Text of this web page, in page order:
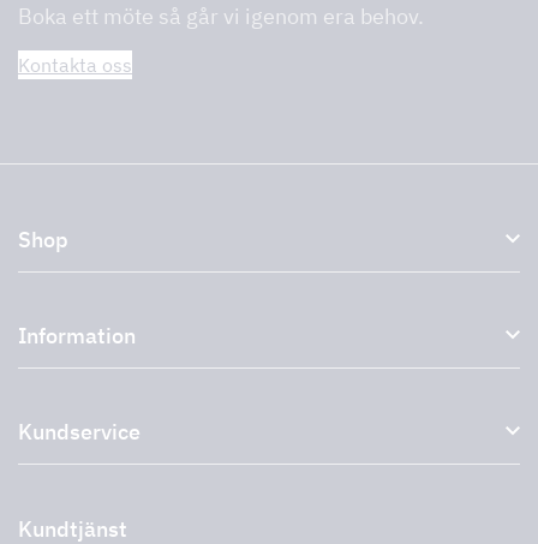
Boka ett möte så går vi igenom era behov.
Kontakta oss
Shop
Externa fläktar
Plasmafilter
Outlet
Storköksprodukter PRO
Information
Miljö
Support och service
Cookies
Kundservice
Retur av produkt
Kundtjänst